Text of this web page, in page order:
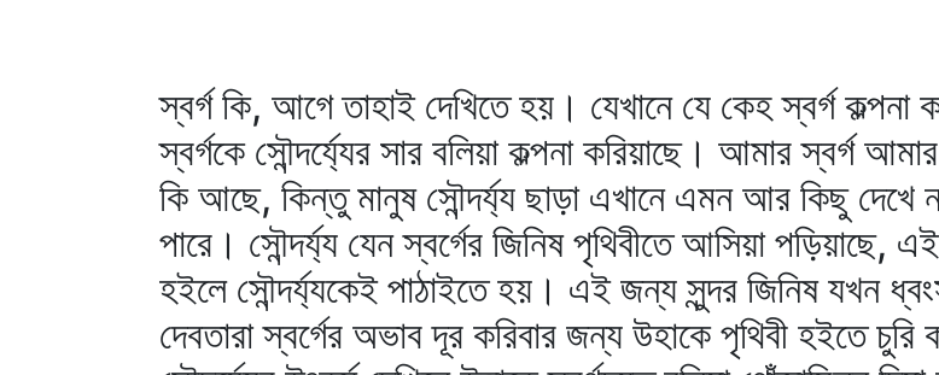
স্বর্গ কি, আগে তাহাই দেখিতে হয়। যেখানে যে কেহ স্বর্গ
স্বর্গকে সৌন্দর্য্যের সার বলিয়া কল্পনা করিয়াছে। আমার স্বর্গ
কি আছে, কিন্তু মানুষ সৌন্দর্য্য ছাড়া এখানে এমন আর কিছু দেখে
পারে। সৌন্দর্য্য যেন স্বর্গের জিনিষ পৃথিবীতে আসিয়া পড়িয়াছে,
হইলে সৌন্দর্য্যকেই পাঠাইতে হয়। এই জন্য সুন্দর জিনিষ যখন
দেবতারা স্বর্গের অভাব দূর করিবার জন্য উহাকে পৃথিবী হইতে